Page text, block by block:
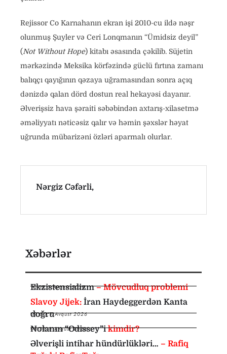
Rejissor Co Karnahanın ekran işi 2010-cu ildə nəşr
olunmuş Şuyler və Ceri Lonqmanın “Ümidsiz deyil”
(Not Without Hope) kitabı əsasında çəkilib. Süjetin
mərkəzində Meksika körfəzində güclü fırtına zamanı
balıqçı qayığının qəzaya uğramasından sonra açıq
dənizdə qalan dörd dostun real hekayəsi dayanır.
Əlverişsiz hava şəraiti səbəbindən axtarış-xilasetmə
əməliyyatı nəticəsiz qalır və həmin şəxslər həyat
uğrunda mübarizəni özləri aparmalı olurlar.
Nərgiz Cəfərli,
Xəbərlər
Ekzistensializm– Mövcudluq problemi
10:35,7 Avqust 2026
Slavoy Jijek: İran Haydeggerdən Kanta
doğru
09:00,7 Avqust 2026
Nolanın “Odissey”ikimdir?
08:30,6 Avqust 2026
Əlverişli intihar hündürlükləri… – Rafiq